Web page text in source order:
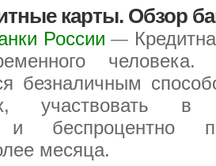
карты. Обзор
России —
безналичным
участвовать в
беспроцентно
месяца.